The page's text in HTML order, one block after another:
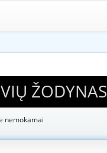
ŽODYNAS
nemokamai